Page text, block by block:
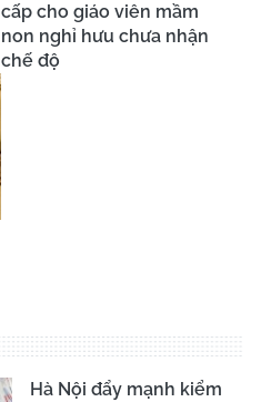
cấp cho giáo viên mầm
non nghỉ hưu chưa nhận
chế độ
Hà Nội đẩy mạnh kiểm